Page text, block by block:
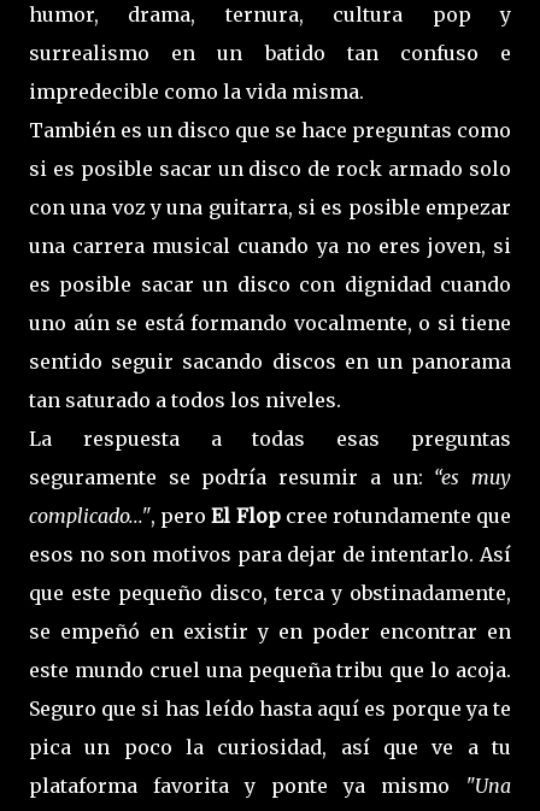
humor, drama, ternura, cultura pop y
surrealismo en un batido tan confuso e
impredecible como la vida misma.
También es un disco que se hace preguntas como
si es posible sacar un disco de rock armado solo
con una voz y una guitarra, si es posible empezar
una carrera musical cuando ya no eres joven, si
es posible sacar un disco con dignidad cuando
uno aún se está formando vocalmente, o si tiene
sentido seguir sacando discos en un panorama
tan saturado a todos los niveles.
La respuesta a todas esas preguntas
seguramente se podría resumir a un: “es muy
complicado...", peroEl Flopcree rotundamente que
esos no son motivos para dejar de intentarlo. Así
que este pequeño disco, terca y obstinadamente,
se empeñó en existir y en poder encontrar en
este mundo cruel una pequeña tribu que lo acoja.
Seguro que si has leído hasta aquí es porque ya te
pica un poco la curiosidad, así que ve a tu
plataforma favorita y ponte ya mismo "Una